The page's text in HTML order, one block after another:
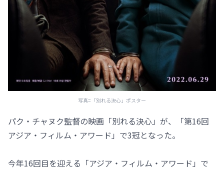
写真=「別れる決心」ポスター
パク・チャヌク監督の映画「別れる決心」が、「第16回
アジア・フィルム・アワード」で3冠となった。
今年16回目を迎える「アジア・フィルム・アワード」で